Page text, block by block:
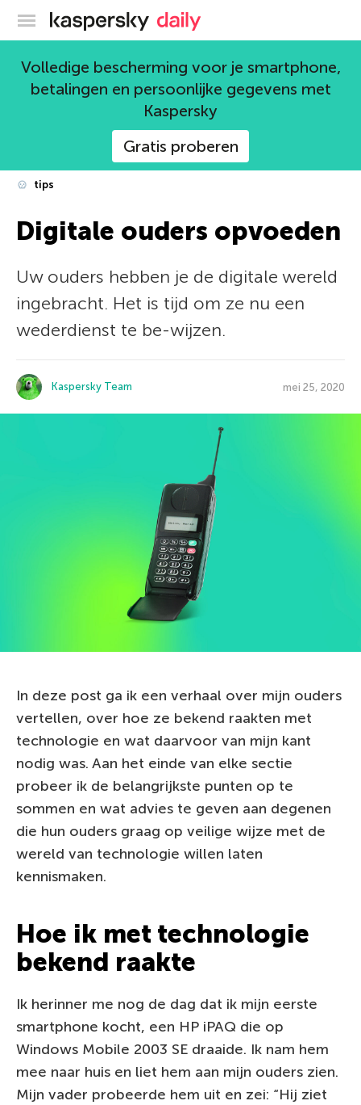
Kaspersky official blog
Volledige bescherming voor je smartphone,
betalingen en persoonlijke gegevens met
Kaspersky
Gratis proberen
tips
Digitale ouders opvoeden
Uw ouders hebben je de digitale wereld
ingebracht. Het is tijd om ze nu een
wederdienst te be-wijzen.
Kaspersky Team mei 25, 2020
In deze post ga ik een verhaal over mijn ouders
vertellen, over hoe ze bekend raakten met
technologie en wat daarvoor van mijn kant
nodig was. Aan het einde van elke sectie
probeer ik de belangrijkste punten op te
sommen en wat advies te geven aan degenen
die hun ouders graag op veilige wijze met de
wereld van technologie willen laten
kennismaken.
Hoe ik met technologie
bekend raakte
Ik herinner me nog de dag dat ik mijn eerste
smartphone kocht, een HP iPAQ die op
Windows Mobile 2003 SE draaide. Ik nam hem
mee naar huis en liet hem aan mijn ouders zien.
Mijn vader probeerde hem uit en zei: “Hij ziet